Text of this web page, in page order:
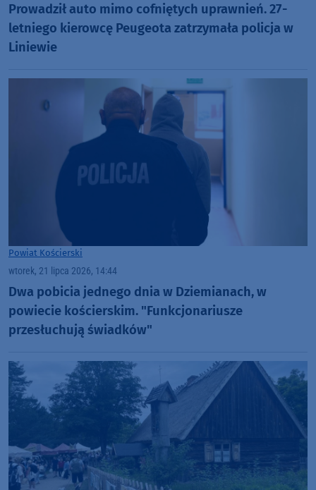
Prowadził auto mimo cofniętych uprawnień. 27-
letniego kierowcę Peugeota zatrzymała policja w
Liniewie
Powiat Kościerski
wtorek, 21 lipca 2026, 14:44
Dwa pobicia jednego dnia w Dziemianach, w
powiecie kościerskim. "Funkcjonariusze
przesłuchują świadków"